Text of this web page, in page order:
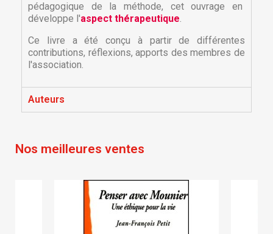
Ajouter à ma liste d'envies
Créer une liste d'envies ×
Annuler Créer une liste d'envies
Connexion ×
à votre liste d'envies.
Annuler Connexion
pédagogique de la méthode, cet ouvrage en
développe l'aspect thérapeutique.
Ce livre a été conçu à partir de différentes
contributions, réflexions, apports des membres de
l'association.
Auteurs
Nos meilleures ventes